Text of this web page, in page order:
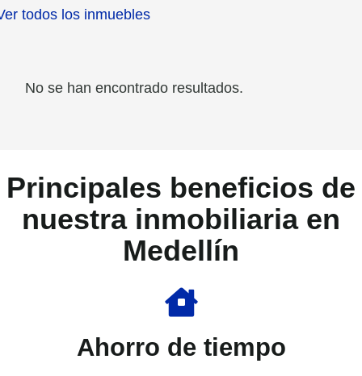
todos los inmuebles
No se han encontrado resultados.
Principales beneficios de
nuestra inmobiliaria en
Medellín
Ahorro de tiempo